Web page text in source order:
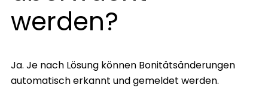
werden?
Ja. Je nach Lösung können Bonitätsänderungen
automatisch erkannt und gemeldet werden.